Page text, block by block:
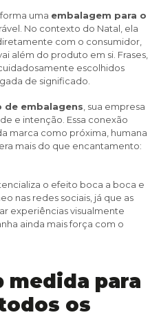
uma embalagem para o
No contexto do Natal, ela
com o consumidor,
além do produto em si. Frases,
escolhidos
de significado.
de embalagens , sua empresa
e intenção. Essa conexão
marca como próxima, humana
mais do que encantamento:
o efeito boca a boca e
nas redes sociais, já que as
experiências visualmente
ainda mais força com o
medida para
os